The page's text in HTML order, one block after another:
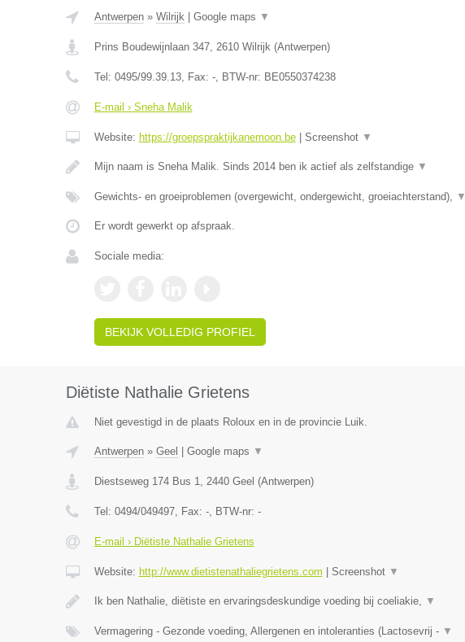
Antwerpen» Wilrijk| Google maps ▼
Prins Boudewijnlaan 347, 2610 Wilrijk(Antwerpen)
Tel: 0495/99.39.13, Fax: -, BTW-nr: BE0550374238
E-mail › Sneha Malik
Website: https://groepspraktijkanemoon.be| Screenshot ▼
Mijn naam is Sneha Malik. Sinds 2014 ben ik actief als zelfstandige ▼
Gewichts- en groeiproblemen (overgewicht, ondergewicht, groeiachterstand), ▼
Er wordt gewerkt op afspraak.
Sociale media:
BEKIJK VOLLEDIG PROFIEL
Diëtiste Nathalie Grietens
Niet gevestigd in de plaats Roloux en in de provincie Luik.
Antwerpen» Geel Google maps ▼
Diestseweg 174 Bus 1, 2440 Geel (Antwerpen)
Tel: 0494/049497, Fax: -, BTW-nr: -
E-mail › Diëtiste Nathalie Grietens
Website: http://www.dietistenathaliegrietens.com Screenshot ▼
Ik ben Nathalie, diëtiste en ervaringsdeskundige voeding bij coeliakie, ▼
Vermagering - Gezonde voeding, Allergenen en intoleranties (Lactosevrij - ▼